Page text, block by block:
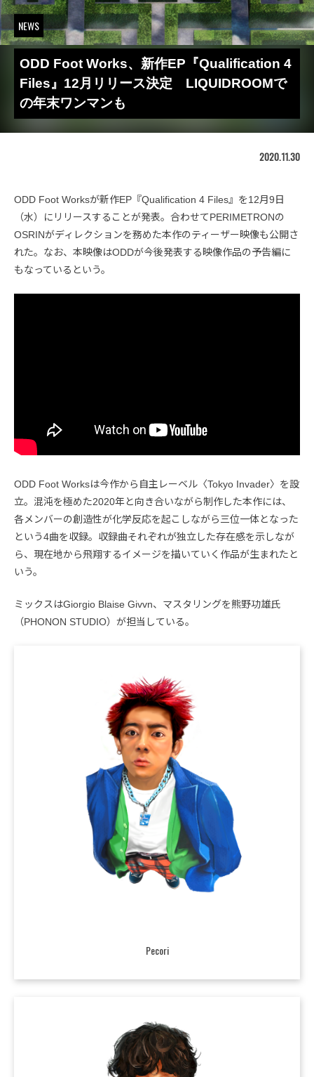
NEWS
ODD Foot Works、新作EP『Qualification 4
Files』12月リリース決定 LIQUIDROOMで
の年末ワンマンも
2020.11.30
ODD Foot Worksが新作EP『Qualification 4 Files』を12月9日
（水）にリリースすることが発表。合わせてPERIMETRONの
OSRINがディレクションを務めた本作のティーザー映像も公開さ
れた。なお、本映像はODDが今後発表する映像作品の予告編に
もなっているという。
ODD Foot Worksは今作から自主レーベル〈Tokyo Invader〉を設
立。混沌を極めた2020年と向き合いながら制作した本作には、
各メンバーの創造性が化学反応を起こしながら三位一体となった
という4曲を収録。収録曲それぞれが独立した存在感を示しなが
ら、現在地から飛翔するイメージを描いていく作品が生まれたと
いう。
ミックスはGiorgio Blaise Givvn、マスタリングを熊野功雄氏
（PHONON STUDIO）が担当している。
Pecori